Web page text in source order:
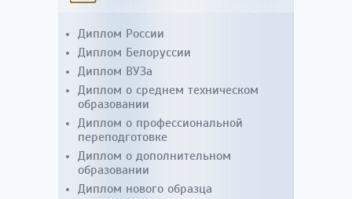
Диплом России
Диплом Белоруссии
Диплом ВУЗа
Диплом о среднем техническом
образовании
Диплом о профессиональной
переподготовке
Диплом о дополнительном
образовании
Диплом нового образца